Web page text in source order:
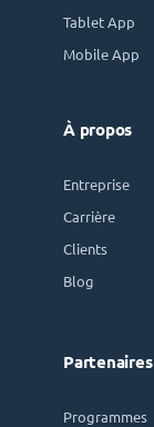
Tablet App
Mobile App
À propos
Entreprise
Carrière
Clients
Blog
Partenaires
Programmes